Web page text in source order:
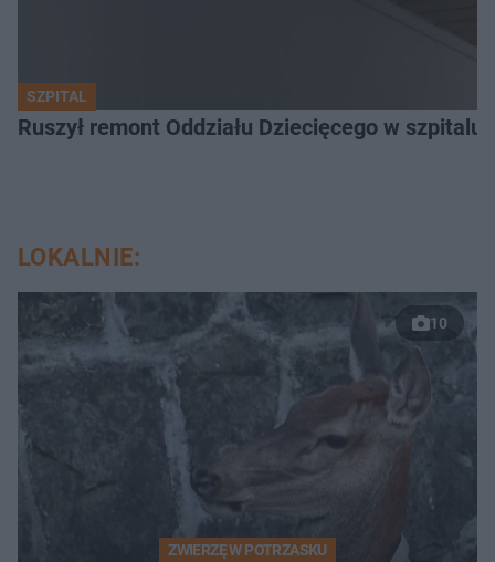
SZPITAL
Ruszył remont Oddziału Dziecięcego w
LOKALNIE:
10
ZWIERZĘ W POTRZASKU